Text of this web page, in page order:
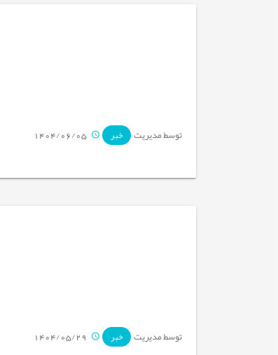
توسط مدیریت خبر 1404/06/05
توسط مدیریت خبر 1404/05/29